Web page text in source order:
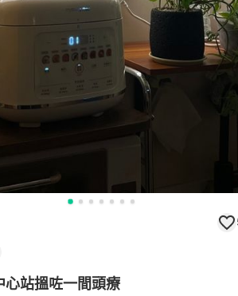
站搵咗一間頭療